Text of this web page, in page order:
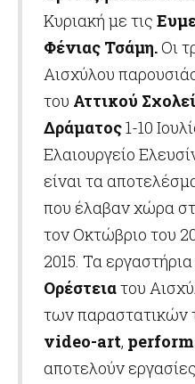
Κυριακή με τις
Φένιας Τσάμη.Oι
Αισχύλου
του Αττικού
Δράματος1-10
Ελαιουργείο
είναι τα
που έλαβαν χώρα
τον Οκτώβριο του
2015. Τα
Ορέστειατου
των παραστατικών
video-art,
αποτελούν